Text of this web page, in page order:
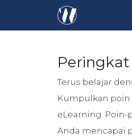
Peringkat
Terus belajar
Kumpulkan
eLearning.
Anda mencapai